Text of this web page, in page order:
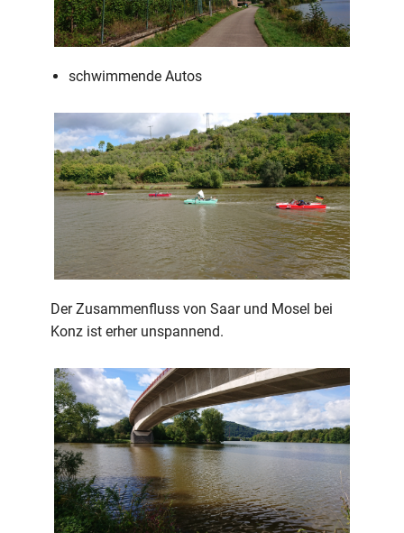
schwimmende Autos
Der Zusammenfluss von Saar und Mosel bei
Konz ist erher unspannend.